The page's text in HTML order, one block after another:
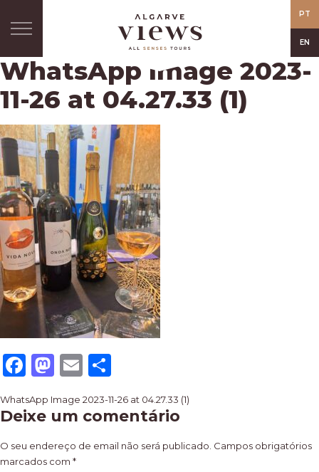
PT
EN
WhatsApp Image 2023-
11-26 at 04.27.33 (1)
Facebook
Mastodon
Email
Navegação
de
artigos
WhatsApp Image 2023-11-26 at 04.27.33 (1)
Deixe um comentário
O seu endereço de email não será publicado. Campos obrigatórios
marcados com *